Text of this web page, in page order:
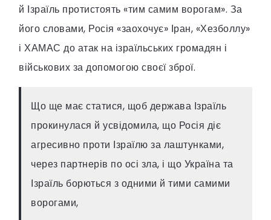
й Ізраїль протистоять «тим самим ворогам». За
його словами, Росія «заохочує» Іран, «Хезболлу»
і ХАМАС до атак на ізраїльських громадян і
військових за допомогою своєї зброї.
Що ще має статися, щоб держава Ізраїль
прокинулася й усвідомила, що Росія діє
агресивно проти Ізраїлю за лаштунками,
через партнерів по осі зла, і що Україна та
Ізраїль борються з одними й тими самими
ворогами,